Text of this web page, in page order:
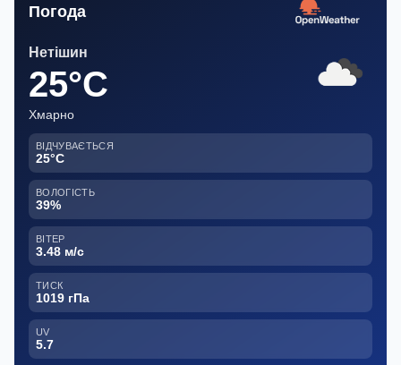
Погода
Нетішин
25°C
Хмарно
ВІДЧУВАЄТЬСЯ
25°C
ВОЛОГІСТЬ
39%
ВІТЕР
3.48 м/с
ТИСК
1019 гПа
UV
5.7